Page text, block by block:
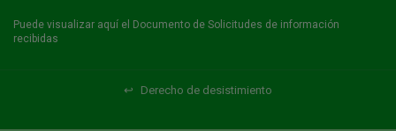
Puede visualizar aquí el Documento de Solicitudes de información
recibidas
↩ Derecho de desistimiento